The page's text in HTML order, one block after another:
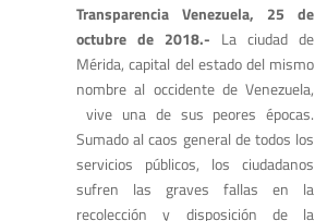
Transparencia Venezuela, 25 de
octubre de 2018.- La ciudad de
Mérida, capital del estado del mismo
nombre al occidente de Venezuela,
vive una de sus peores épocas.
Sumado al caos general de todos los
servicios públicos, los ciudadanos
sufren las graves fallas en la
recolección y disposición de la